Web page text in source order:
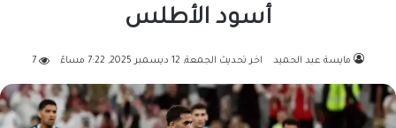
أسود الأطلس
مايسة عبد الحميد اخر تحديث الجمعة, 12 ديسمبر 2025, 7:22 مساءً 7